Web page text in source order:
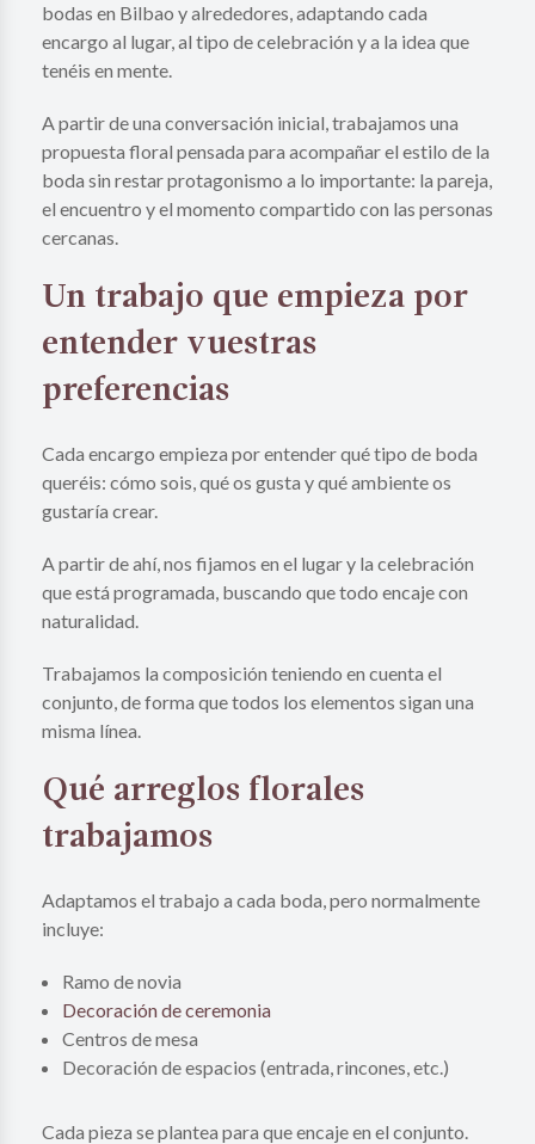
bodas en Bilbao y alrededores, adaptando cada
encargo al lugar, al tipo de celebración y a la idea que
tenéis en mente.
A partir de una conversación inicial, trabajamos una
propuesta floral pensada para acompañar el estilo de la
boda sin restar protagonismo a lo importante: la pareja,
el encuentro y el momento compartido con las personas
cercanas.
Un trabajo que empieza por
entender vuestras
preferencias
Cada encargo empieza por entender qué tipo de boda
queréis: cómo sois, qué os gusta y qué ambiente os
gustaría crear.
A partir de ahí, nos fijamos en el lugar y la celebración
que está programada, buscando que todo encaje con
naturalidad.
Trabajamos la composición teniendo en cuenta el
conjunto, de forma que todos los elementos sigan una
misma línea.
Qué arreglos florales
trabajamos
Adaptamos el trabajo a cada boda, pero normalmente
incluye:
Ramo de novia
Decoración de ceremonia
Centros de mesa
Decoración de espacios (entrada, rincones, etc.)
Cada pieza se plantea para que encaje en el conjunto.